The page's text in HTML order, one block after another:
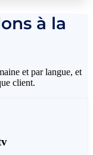
à la
et par langue, et
client.